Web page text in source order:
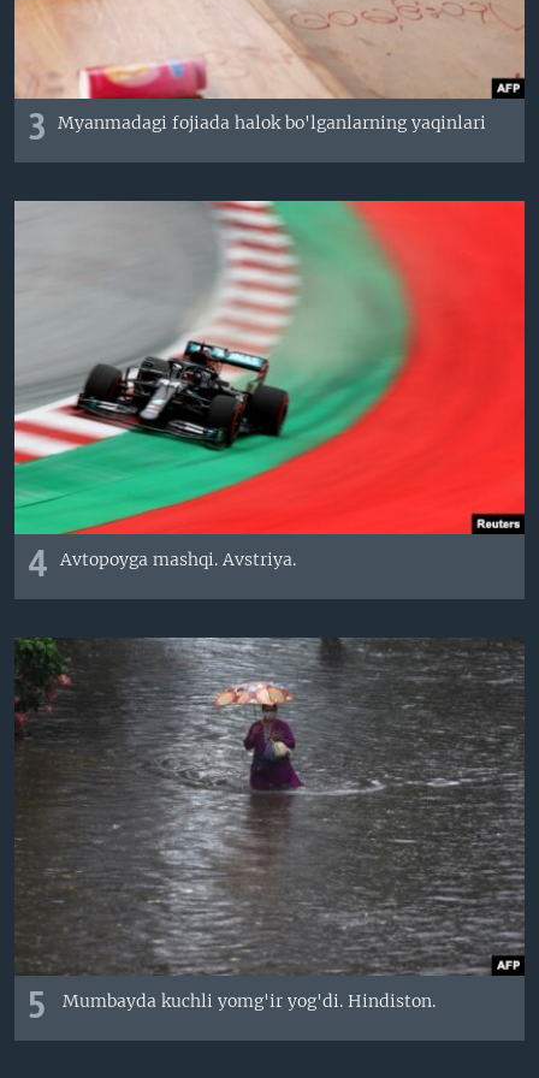
3 Myanmadagi fojiada halok bo'lganlarning yaqinlari
4 Avtopoyga mashqi. Avstriya.
5 Mumbayda kuchli yomg'ir yog'di. Hindiston.